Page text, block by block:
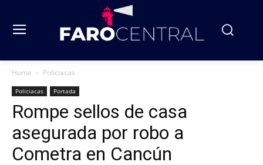
Home Policiacas
Policiacas Portada
Rompe sellos de casa
asegurada por robo a
Cometra en Cancún